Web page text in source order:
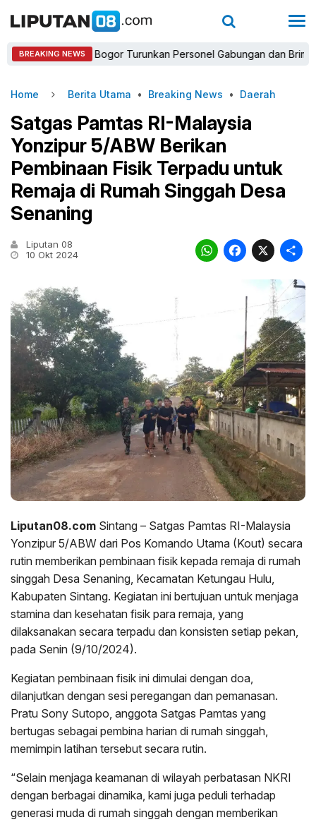
BREAKING NEWS
Kapolres Bogor Turunkan Personel Gabungan dan Brimob,
Home Berita Utama • Breaking News • Daerah
Satgas Pamtas RI-Malaysia
Yonzipur 5/ABW Berikan
Pembinaan Fisik Terpadu untuk
Remaja di Rumah Singgah Desa
Senaning
Liputan 08
10 Okt 2024
X
Liputan08.com Sintang – Satgas Pamtas RI-Malaysia
Yonzipur 5/ABW dari Pos Komando Utama (Kout) secara
rutin memberikan pembinaan fisik kepada remaja di rumah
singgah Desa Senaning, Kecamatan Ketungau Hulu,
Kabupaten Sintang. Kegiatan ini bertujuan untuk menjaga
stamina dan kesehatan fisik para remaja, yang
dilaksanakan secara terpadu dan konsisten setiap pekan,
pada Senin (9/10/2024).
Kegiatan pembinaan fisik ini dimulai dengan doa,
dilanjutkan dengan sesi peregangan dan pemanasan.
Pratu Sony Sutopo, anggota Satgas Pamtas yang
bertugas sebagai pembina harian di rumah singgah,
memimpin latihan tersebut secara rutin.
“Selain menjaga keamanan di wilayah perbatasan NKRI
dengan berbagai dinamika, kami juga peduli terhadap
generasi muda di rumah singgah dengan memberikan